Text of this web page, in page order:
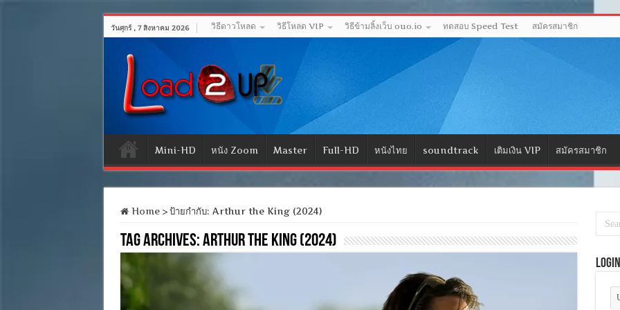
วันศุกร์ , 7 สิงหาคม 2026 วิธีดาวโหลด วิธีโหลด VIP วิธีข้ามลิ้งเว็บ ouo.io ทดสอบ Speed Test สมัครสมาชิก
Mini-HD หนัง Zoom Master Full-HD หนังไทย soundtrack เติมเงิน VIP สมัครสมาชิก
Home > ป้ายกำกับ: Arthur the King (2024)
Tag Archives:Arthur the King (2024)
Login